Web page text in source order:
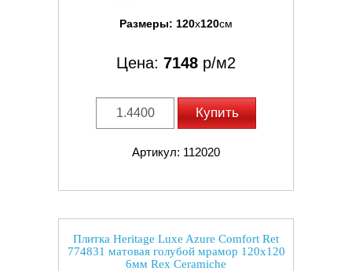
Размеры: 120x120см
Цена: 7148 р/м2
Купить
Артикул: 112020
Плитка Heritage Luxe Azure Comfort Ret
774831 матовая голубой мрамор 120x120
6мм Rex Ceramiche